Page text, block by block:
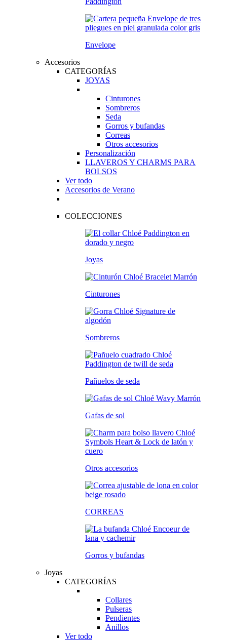
Envelope
Accesorios
CATEGORÍAS
JOYAS
Cinturones
Sombreros
Seda
Gorros y bufandas
Correas
Otros accesorios
Personalización
LLAVEROS Y CHARMS PARA
BOLSOS
Ver todo
Accesorios de Verano
COLECCIONES
Joyas
Cinturones
Sombreros
Pañuelos de seda
Gafas de sol
Otros accesorios
CORREAS
Gorros y bufandas
Joyas
CATEGORÍAS
Collares
Pulseras
Pendientes
Anillos
Ver todo